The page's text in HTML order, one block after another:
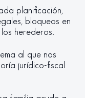
planificación,
bloqueos en
herederos.
al que nos
jurídico-fiscal